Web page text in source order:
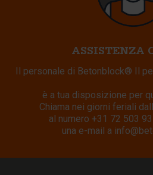
ASSISTENZA
Il personale di Betonblock® Il
è a tua disposizione per
Chiama nei giorni feriali
al numero +31 72 503
una e-mail a